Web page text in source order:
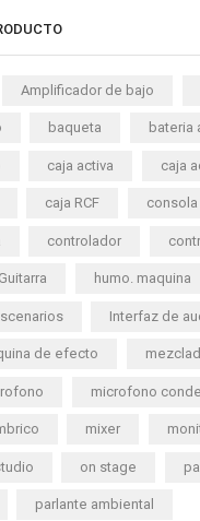
Amplificador de bajo
baqueta bateria
caja activa caja
caja RCF consola
controlador
Guitarra humo. maquina
Interfaz de
de efecto
microfono
mixer
on stage
parlante ambiental